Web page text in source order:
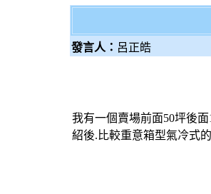
發言人： 呂正皓
我有一個賣場前面50坪後面
紹後.比較重意箱型氣冷式